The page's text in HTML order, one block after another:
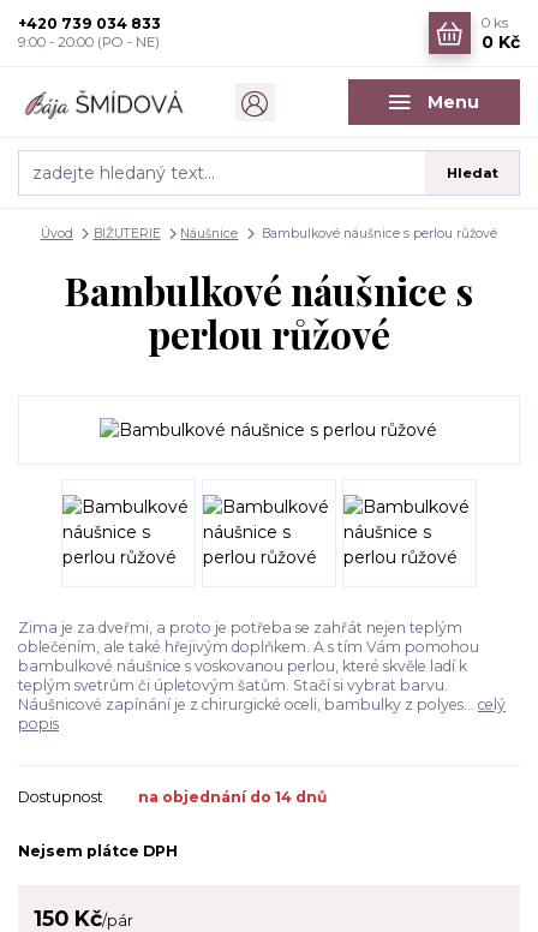
Menu
Hledat
+420 739 034 833
9:00 - 20:00 (PO - NE)
0 ks
0 Kč
Úvod BIŽUTERIE Náušnice Bambulkové náušnice s perlou růžové
Bambulkové náušnice s
perlou růžové
Zima je za dveřmi, a proto je potřeba se zahřát nejen teplým
oblečením, ale také hřejivým doplňkem. A s tím Vám pomohou
bambulkové náušnice s voskovanou perlou, které skvěle ladí k
teplým svetrům či úpletovým šatům. Stačí si vybrat barvu.
Náušnicové zapínání je z chirurgické oceli, bambulky z polyes... celý
popis
Dostupnost na objednání do 14 dnů
Nejsem plátce DPH
150 Kč/pár